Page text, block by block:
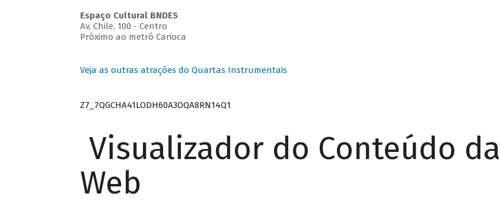
Espaço Cultural BNDES
Av, Chile, 100 - Centro
Próximo ao metrô Carioca
Veja as outras atrações do Quartas Instrumentais
Z7_7QGCHA41LODH60A3OQA8RN14Q1
Visualizador do Conteúdo da
Web